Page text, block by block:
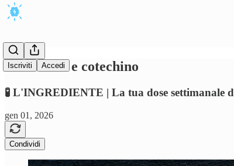
Iscriviti Accedi
Lenticchie e cotechino
🧪 L'INGREDIENTE | La tua dose settimanale
gen 01, 2026
Condividi